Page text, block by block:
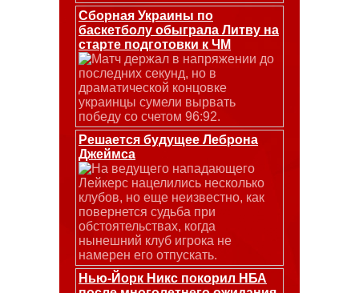
Сборная Украины по
баскетболу обыграла Литву на
старте подготовки к ЧМ
Матч держал в напряжении до
последних секунд, но в
драматической концовке
украинцы сумели вырвать
победу со счетом 96:92.
Решается будущее Леброна
Джеймса
На ведущего нападающего
Лейкерс нацелились несколько
клубов, но еще неизвестно, как
повернется судьба при
обстоятельствах, когда
нынешний клуб игрока не
намерен его отпускать.
Нью-Йорк Никс покорил НБА